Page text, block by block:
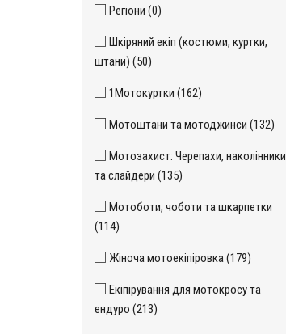
Регіони (0)
Шкіряний екіп (костюми, куртки,
штани) (50)
1Мотокуртки (162)
Мотоштани та мотоджинси (132)
Мотозахист: Черепахи, наколінники
та слайдери (135)
Мотоботи, чоботи та шкарпетки
(114)
Жіноча мотоекіпіровка (179)
Екіпірування для мотокросу та
ендуро (213)